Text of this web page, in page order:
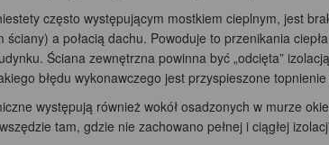
często występującym mostkiem cieplnym, jest
ściany) a połacią dachu. Powoduje to przenikania
Ściana zewnętrzna powinna być „odcięta”
błędu wykonawczego jest przyspieszone
występują również wokół osadzonych w murze
tam, gdzie nie zachowano pełnej i ciągłej